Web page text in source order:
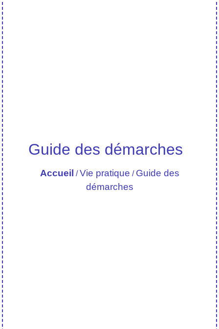
Guide des démarches
Accueil /Vie pratique / Guide des
démarches